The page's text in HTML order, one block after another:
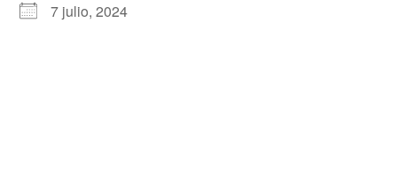
7 julio, 2024